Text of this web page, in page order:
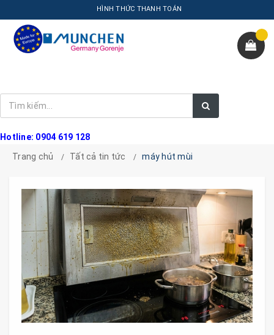
HÌNH THỨC THANH TOÁN
Hotline: 0904 619 128
Trang chủ
Tất cả tin tức máy hút mùi